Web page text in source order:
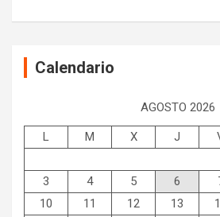
Calendario
AGOSTO 2026
L M X J
3
4 5 6
10
11 12 13